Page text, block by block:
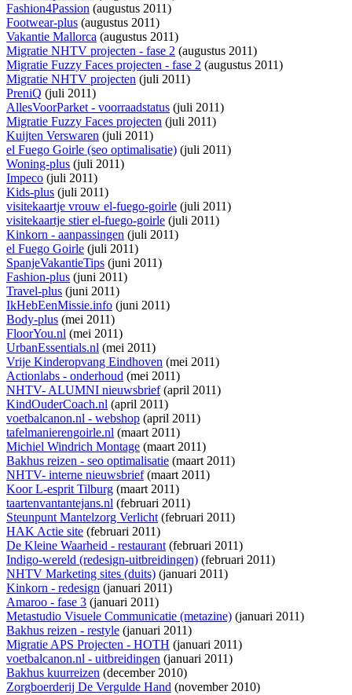
Fashion4Passion (augustus 2011)
Footwear-plus (augustus 2011)
Vakantie Mallorca (augustus 2011)
Migratie NHTV projecten - fase 2 (augustus 2011)
Migratie Fuzzy Faces projecten - fase 2 (augustus 2011)
Migratie NHTV projecten (juli 2011)
PreniQ (juli 2011)
AllesVoorParket - voorraadstatus (juli 2011)
Migratie Fuzzy Faces projecten (juli 2011)
Kuijten Verswaren (juli 2011)
el Fuego Goirle (seo optimalisatie) (juli 2011)
Woning-plus (juli 2011)
Impeco (juli 2011)
Kids-plus (juli 2011)
visitekaartje vrouw el-fuego-goirle (juli 2011)
visitekaartje stier el-fuego-goirle (juli 2011)
Kinkorn - aanpassingen (juli 2011)
el Fuego Goirle (juli 2011)
SpanjeVakantieTips (juni 2011)
Fashion-plus (juni 2011)
Travel-plus (juni 2011)
IkHebEenMissie.info (juni 2011)
Body-plus (mei 2011)
FloorYou.nl (mei 2011)
UrbanEssentials.nl (mei 2011)
Vrije Kinderopvang Eindhoven (mei 2011)
Actionlabs - onderhoud (mei 2011)
NHTV- ALUMNI nieuwsbrief(april 2011)
KindOuderCoach.nl (april 2011)
voetbalcanon.nl - webshop (april 2011)
tafelmanierengoirle.nl (maart 2011)
Michiel Windrich Montage (maart 2011)
Bakhus reizen - seo optimalisatie (maart 2011)
NHTV- interne nieuwsbrief(maart 2011)
Koor L-esprit Tilburg (maart 2011)
taartenvantantejans.nl (februari 2011)
Steunpunt Mantelzorg Verlicht(februari 2011)
HAK Actie site (februari 2011)
De Kleine Waarheid - restaurant(februari 2011)
Indigo-wereld (redesign-uitbreidingen) (februari 2011)
NHTV Marketing sites (duits) (januari 2011)
Kinkorn - redesign (januari 2011)
Amaroo - fase 3 (januari 2011)
Metastudio Visuele Communicatie (metazine) (januari 2011)
Bakhus reizen - restyle (januari 2011)
Migratie APS Projecten - HOTH (januari 2011)
voetbalcanon.nl - uitbreidingen (januari 2011)
Bakhus kuurreizen (december 2010)
Zorgboerderij De Vergulde Hand (november 2010)